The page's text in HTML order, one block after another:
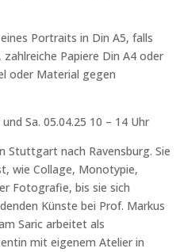
Portraits in Din A5, falls
Papiere Din A4 oder
oder Material gegen
Sa. 05.04.25 10 – 14 Uhr
Stuttgart nach Ravensburg. Sie
wie Collage, Monotypie,
Fotografie, bis sie sich
Künste bei Prof. Markus
Saric arbeitet als
mit eigenem Atelier in